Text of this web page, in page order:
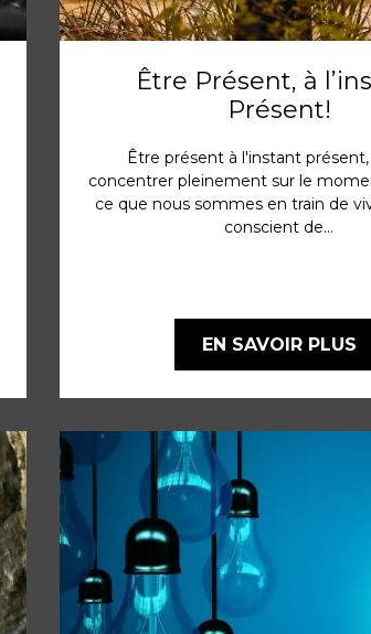
Être Présent, à
Présent!
Être présent à l'instant présent,
concentrer pleinement sur le
ce que nous sommes en train de
conscient de...
EN SAVOIR PLUS